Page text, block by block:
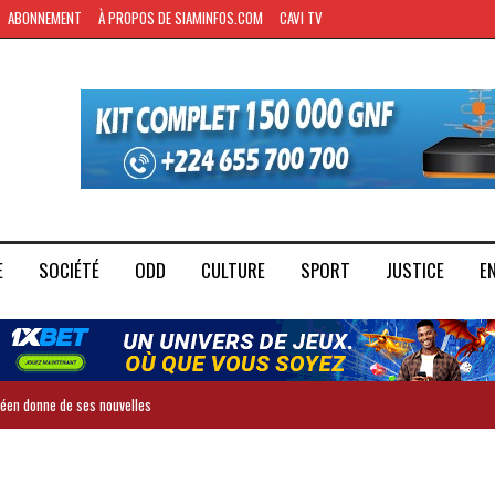
ABONNEMENT À PROPOS DE SIAMINFOS.COM CAVI TV
SOCIÉTÉ ODD CULTURE SPORT JUSTICE
donne de ses nouvelles